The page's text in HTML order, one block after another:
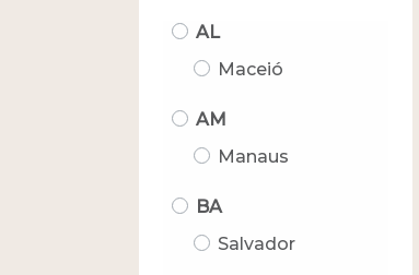
AL
Maceió
AM
Manaus
BA
Salvador